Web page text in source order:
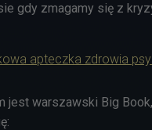
gdy zmagamy się z
apteczka zdrowia
jest warszawski Big